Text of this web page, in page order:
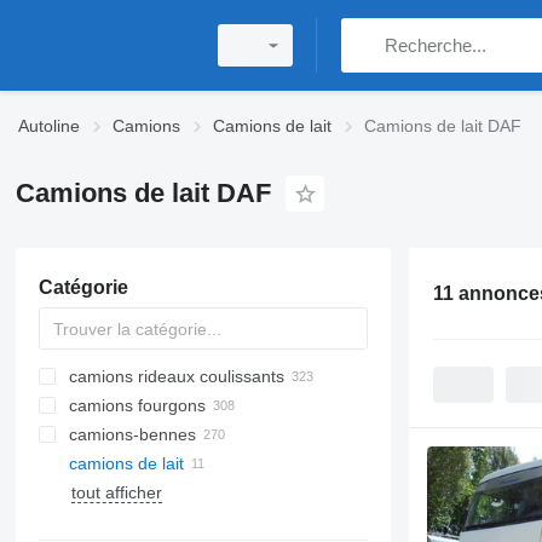
Autoline Camions Camions de lait Camions de lait DAF
Camions de lait DAF
Catégorie
camions rideaux coulissants
camions fourgons
camions-bennes
camions de lait
tout afficher
11